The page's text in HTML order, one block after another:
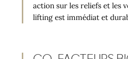
action sur les reliefs et les
lifting est immédiat et